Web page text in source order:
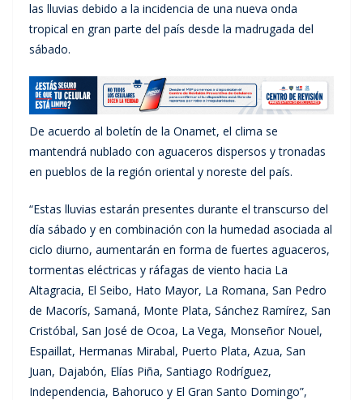
las lluvias debido a la incidencia de una nueva onda
tropical en gran parte del país desde la madrugada del
sábado.
De acuerdo al boletín de la Onamet, el clima se
mantendrá nublado con aguaceros dispersos y tronadas
en pueblos de la región oriental y noreste del país.
“Estas lluvias estarán presentes durante el transcurso del
día sábado y en combinación con la humedad asociada al
ciclo diurno, aumentarán en forma de fuertes aguaceros,
tormentas eléctricas y ráfagas de viento hacia La
Altagracia, El Seibo, Hato Mayor, La Romana, San Pedro
de Macorís, Samaná, Monte Plata, Sánchez Ramírez, San
Cristóbal, San José de Ocoa, La Vega, Monseñor Nouel,
Espaillat, Hermanas Mirabal, Puerto Plata, Azua, San
Juan, Dajabón, Elías Piña, Santiago Rodríguez,
Independencia, Bahoruco y El Gran Santo Domingo”,